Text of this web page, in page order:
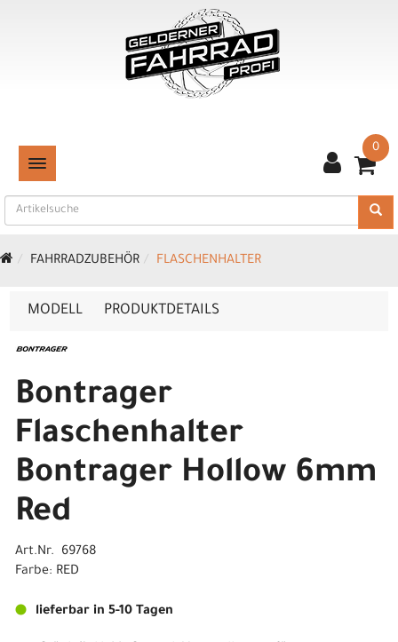
TOGGLE NAVIGATION
0
FAHRRADZUBEHÖR FLASCHENHALTER
MODELL PRODUKTDETAILS
Bontrager
Flaschenhalter
Bontrager Hollow 6mm
Red
Art.Nr. 69768
Farbe: RED
lieferbar in 5-10 Tagen